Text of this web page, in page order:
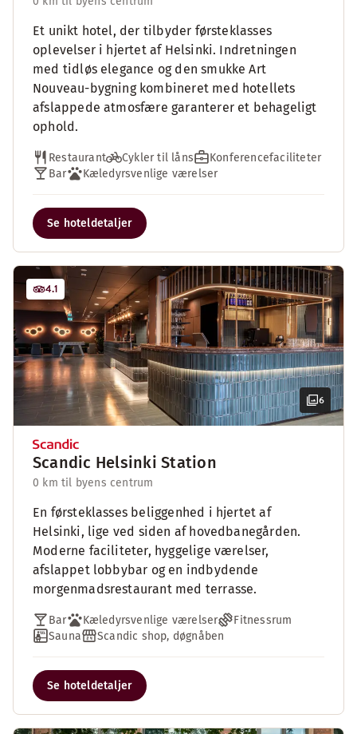
Et unikt hotel, der tilbyder førsteklasses
oplevelser i hjertet af Helsinki. Indretningen
med tidløs elegance og den smukke Art
Nouveau-bygning kombineret med hotellets
afslappede atmosfære garanterer et behageligt
ophold.
Restaurant Cykler til låns
Konferencefaciliteter
Bar
Kæledyrsvenlige værelser
Se hoteldetaljer
6
4.1
Scandic Helsinki Station
0 km til byens centrum
En førsteklasses beliggenhed i hjertet af
Helsinki, lige ved siden af hovedbanegården.
Moderne faciliteter, hyggelige værelser,
afslappet lobbybar og en indbydende
morgenmadsrestaurant med terrasse.
Bar Kæledyrsvenlige værelser
Fitnessrum
Sauna
Scandic shop, døgnåben
Se hoteldetaljer